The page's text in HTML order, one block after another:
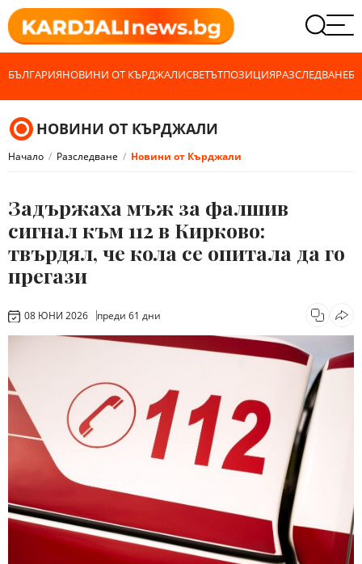
БЪЛГАРИЯНОВИНИ ОТ КЪРДЖАЛИСВЕТЪТПОЗИЦИЯРАЗСЛЕДВАНЕ
НОВИНИ ОТ КЪРДЖАЛИ
Начало Разследване Новини от Кърджали
Задържаха мъж за фалшив
сигнал към 112 в Кирково:
твърдял, че кола се опитала да го
прегази
08 ЮНИ 2026 преди 61 дни